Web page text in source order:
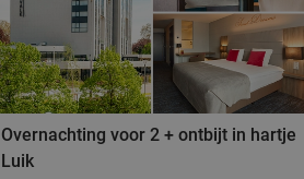
Overnachting voor 2 + ontbijt in hartje
Luik